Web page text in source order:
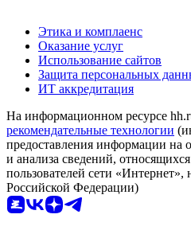
Этика и комплаенс
Оказание услуг
Использование сайтов
Защита персональных
ИТ аккредитация
На информационном ресурсе
рекомендательные технологии
предоставления информации на
и анализа сведений,
пользователей сети
Российской Федерации)